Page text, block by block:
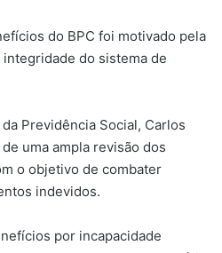
do BPC foi motivado pela
do sistema de
Previdência Social, Carlos
uma ampla revisão dos
o objetivo de combater
indevidos.
por incapacidade